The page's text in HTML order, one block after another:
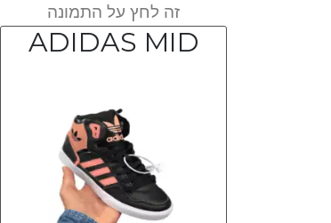
זה לחץ על התמונה
ADIDAS MID